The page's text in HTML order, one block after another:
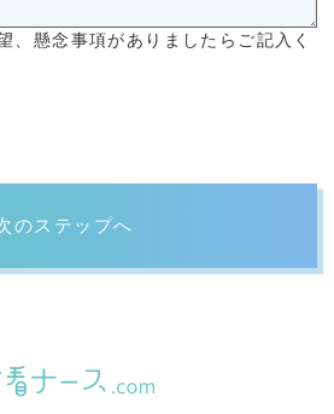
、懸念事項がありましたらご記入く
のステップへ